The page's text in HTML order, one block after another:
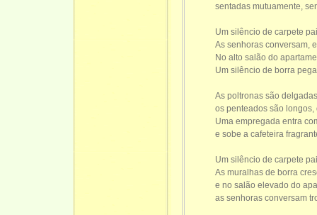
sentadas mutuamente,
Um silêncio de carpete
As senhoras conversam,
No alto salão do
Um silêncio de borra
As poltronas são
os penteados são
Uma empregada entra
e sobe a cafeteira
Um silêncio de carpete
As muralhas de borra
e no salão elevado do
as senhoras conversam